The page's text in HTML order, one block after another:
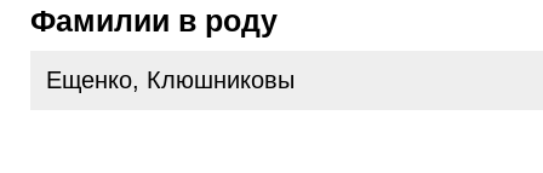
Фамилии в роду
Ещенко, Клюшниковы